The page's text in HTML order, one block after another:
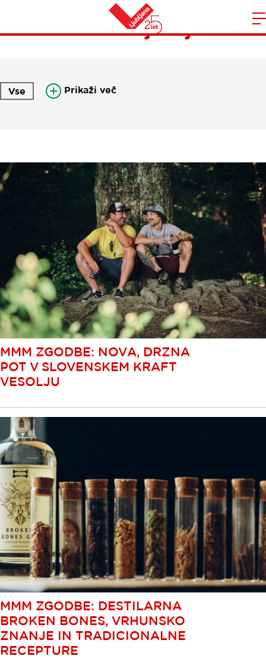
Domov
Pisma iz Ljubljane
Vse Prikaži več
MMM ZGODBE: NOVA, DRZNA
POT V SLOVENSKEM KRAFT
VESOLJU
MMM ZGODBE: DESTILARNA
BROKEN BONES, VRHUNSKO
ZNANJE IN TRADICIONALNE
RECEPTURE